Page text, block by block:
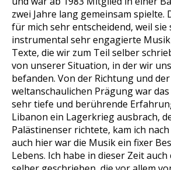
zwei Jahre lang gemeinsam spielte.
für mich sehr entscheidend, weil sie
instrumental sehr engagierte Musik
Texte, die wir zum Teil selber
von unserer Situation, in der wir
befanden. Von der Richtung und der
weltanschaulichen Prägung war
sehr tiefe und berührende
Libanon ein Lagerkrieg ausbrach,
Palästinenser richtete, kam ich
auch hier war die Musik ein fixer
Lebens. Ich habe in dieser Zeit